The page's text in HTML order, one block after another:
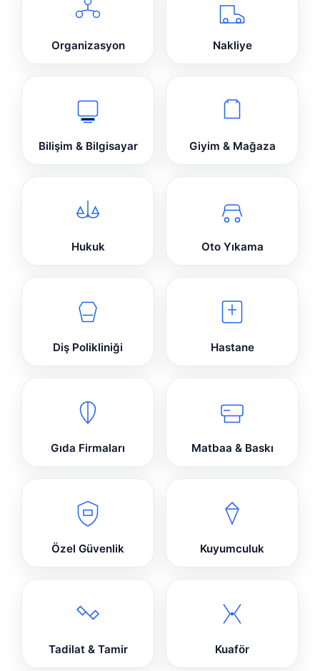
Organizasyon Nakliye
Bilişim & Bilgisayar Giyim & Mağaza
Hukuk Oto Yıkama
Diş Polikliniği Hastane
Gıda Firmaları Matbaa & Baskı
Özel Güvenlik Kuyumculuk
Tadilat & Tamir Kuaför